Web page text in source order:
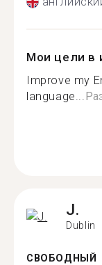
Мои цели в
Improve my
language...
J.
Dublin
СВОБОДНЫЙ